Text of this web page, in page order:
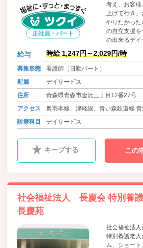
正社員・パート
考え、お客様
上げて行き
やりたかっ
の自立支援
の出来るデイ
給与 時給 1,247円～2,029円/時
募集形態
看護師（日勤パート）
配属
デイサービス
住所
青森県青森市金沢三丁目12番27号
アクセス
奥羽本線、津軽線、青い森鉄道線
診療科目
デイサービス
キープする この
社会福祉法人 長慶会 特別養
長慶苑
社会福祉法人
特別養護老
ム、ショー